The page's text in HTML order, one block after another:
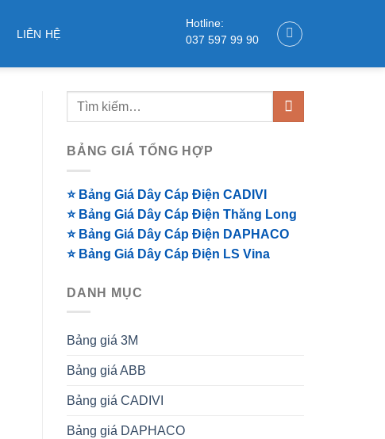
LIÊN HỆ
Hotline:
037 597 99 90
BẢNG GIÁ TỔNG HỢP
⭐ Bảng Giá Dây Cáp Điện CADIVI
⭐ Bảng Giá Dây Cáp Điện Thăng Long
⭐ Bảng Giá Dây Cáp Điện DAPHACO
⭐ Bảng Giá Dây Cáp Điện LS Vina
DANH MỤC
Bảng giá 3M
Bảng giá ABB
Bảng giá CADIVI
Bảng giá DAPHACO